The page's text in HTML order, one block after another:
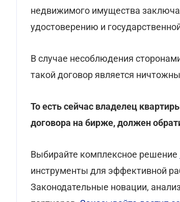
недвижимого имущества
удостоверению и
В случае несоблюдения
такой договор является
То есть сейчас владелец
договора на бирже, должен
Выбирайте комплексное решение
инструменты для эффективной
Законодательные новации,